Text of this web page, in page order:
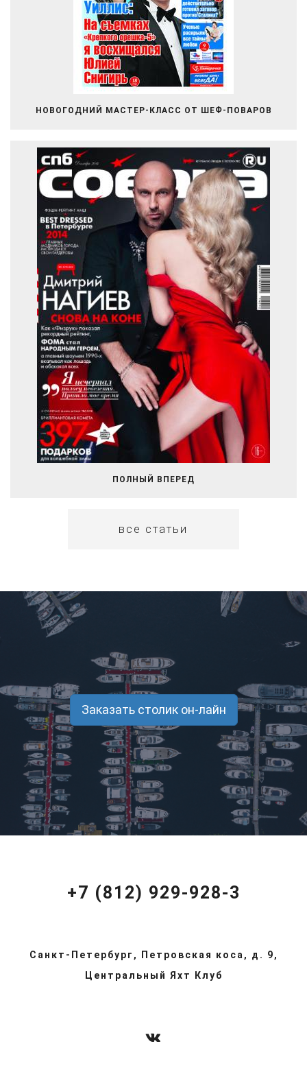
НОВОГОДНИЙ МАСТЕР-КЛАСС ОТ ШЕФ-ПОВАРОВ
ПОЛНЫЙ ВПЕРЕД
все статьи
Заказать столик он-лайн
+7 (812) 929-928-3
Санкт-Петербург, Петровская коса, д. 9,
Центральный Яхт Клуб